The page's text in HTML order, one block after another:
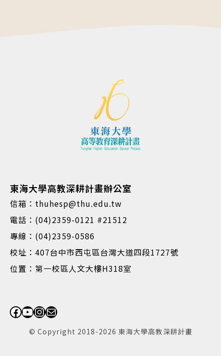
東海大學高教深耕計畫辦公室
信箱：thuhesp@thu.edu.tw
電話：(04)2359-0121 #21512
專線：(04)2359-0586
校址：407台中市西屯區台灣大道四段1727號
位置：第一校區人文大樓H318室
Facebook
YouTube
Instagram
電子郵件
© Copyright 2018-2026 東海大學高教深耕計畫